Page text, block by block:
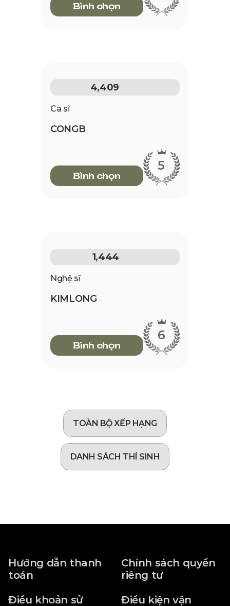
Bình chọn
4,409
Ca sĩ
CONGB
Bình chọn
5
1,444
Nghệ sĩ
KIMLONG
Bình chọn
6
TOÀN BỘ XẾP HẠNG
DANH SÁCH THÍ SINH
Hướng dẫn thanh
toán
Chính sách quyền
riêng tư
Điều khoản sử
Điều kiện vận